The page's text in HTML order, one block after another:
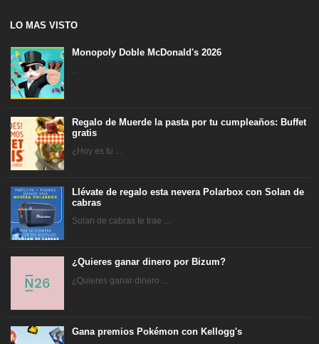
LO MAS VISTO
Monopoly Doble McDonald's 2026
...
Regalo de Muerde la pasta por tu cumpleaños: Buffet
gratis
¿Hoy es tu ...
Llévate de regalo esta nevera Polarbox con Solan de
cabras
Solan de cabras te trae ...
¿Quieres ganar dinero por Bizum?
¿Quieres ganar dinero ...
Gana premios Pokémon con Kellogg's